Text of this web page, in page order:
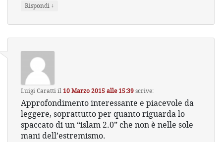
Rispondi ↓
Luigi Carattiil10 Marzo 2015 alle 15:39scrive:
Approfondimento interessante e piacevole da
leggere, soprattutto per quanto riguarda lo
spaccato di un “islam 2.0” che non è nelle sole
mani dell’estremismo.